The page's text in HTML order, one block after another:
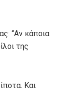
“Αν κάποια
της
Και